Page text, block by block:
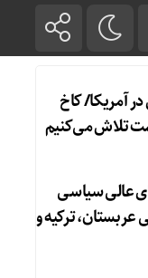
آمریکا/ کاخ
تلاش می‌کنیم
عالی سیاسی
عربستان، ترکیه و